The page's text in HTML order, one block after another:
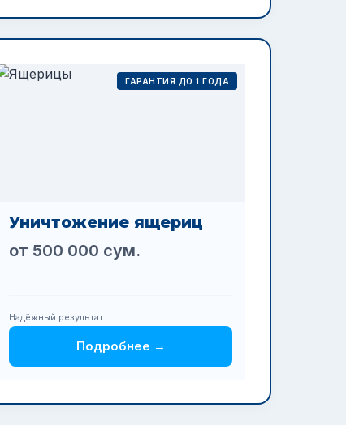
ГАРАНТИЯ ДО 1 ГОДА
Уничтожение ящериц
от 500 000 сум.
Надёжный результат
Подробнее →